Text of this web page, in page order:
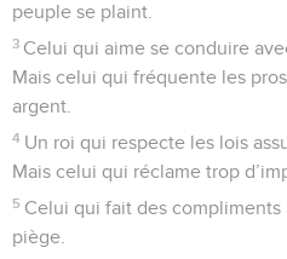
peuple se plaint.
3 Celui qui aime se conduire
Mais celui qui fréquente les
argent.
4 Un roi qui respecte les lois
Mais celui qui réclame trop
5 Celui qui fait des compliments
piège.